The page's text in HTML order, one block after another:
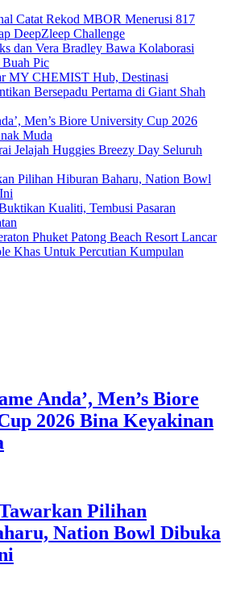
Catat Rekod MBOR Menerusi 817
DeepZleep Challenge
dan Vera Bradley Bawa Kolaborasi
Pic
MY CHEMIST Hub, Destinasi
Bersepadu Pertama di Giant Shah
Men’s Biore University Cup 2026
Muda
Jelajah Huggies Breezy Day Seluruh
Pilihan Hiburan Baharu, Nation Bowl
Kualiti, Tembusi Pasaran
Phuket Patong Beach Resort Lancar
Khas Untuk Percutian Kumpulan
Anda’, Men’s Biore
2026 Bina Keyakinan
Pilihan
Nation Bowl Dibuka